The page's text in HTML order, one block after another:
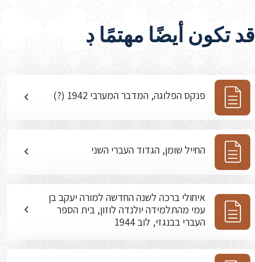
قد تكون أيضًا مهتمًا ڊ
פנקס הפלוגה, המדבר המערבי 1942 (?)
החייל שומן, הגדוד העברי השני
איחולי ברכה לשנה החדשה למורה יעקב בן
עמי מהתלמידה יולנדה לוזון, בית הספר
העברי בבנגזי, לוב 1944